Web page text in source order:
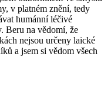
dialyzační péči ve všech
Více informací se
v platném znění, tedy
humánní léčivé
Beru na vědomí, že
nejsou určeny laické
a jsem si vědom všech